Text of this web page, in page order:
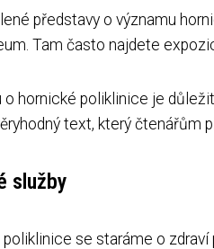
představy o významu
Tam často najdete
o hornické poliklinice je
text, který čtenářům
služby
se staráme o